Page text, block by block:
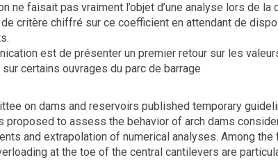
ne faisait pas vraiment l’objet d’une analyse lors de
critère chiffré sur ce coefficient en attendant de
est de présenter un premier retour sur les
certains ouvrages du parc de barrage
on dams and reservoirs published temporary
proposed to assess the behavior of arch dams
and extrapolation of numerical analyses. Among
at the toe of the central cantilevers are